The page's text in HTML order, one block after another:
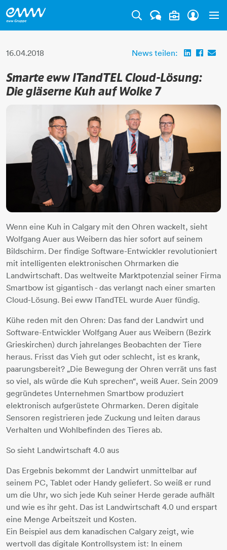
16.04.2018 News teilen:
Smarte eww ITandTEL Cloud-Lösung:
Die gläserne Kuh auf Wolke 7
Wenn eine Kuh in Calgary mit den Ohren wackelt, sieht
Wolfgang Auer aus Weibern das hier sofort auf seinem
Bildschirm. Der findige Software-Entwickler revolutioniert
mit intelligenten elektronischen Ohrmarken die
Landwirtschaft. Das weltweite Marktpotenzial seiner Firma
Smartbow ist gigantisch - das verlangt nach einer smarten
Cloud-Lösung. Bei eww ITandTEL wurde Auer fündig.
Kühe reden mit den Ohren: Das fand der Landwirt und
Software-Entwickler Wolfgang Auer aus Weibern (Bezirk
Grieskirchen) durch jahrelanges Beobachten der Tiere
heraus. Frisst das Vieh gut oder schlecht, ist es krank,
paarungsbereit? „Die Bewegung der Ohren verrät uns fast
so viel, als würde die Kuh sprechen“, weiß Auer. Sein 2009
gegründetes Unternehmen Smartbow produziert
elektronisch aufgerüstete Ohrmarken. Deren digitale
Sensoren registrieren jede Zuckung und leiten daraus
Verhalten und Wohlbefinden des Tieres ab.
So sieht Landwirtschaft 4.0 aus
Das Ergebnis bekommt der Landwirt unmittelbar auf
seinem PC, Tablet oder Handy geliefert. So weiß er rund
um die Uhr, wo sich jede Kuh seiner Herde gerade aufhält
und wie es ihr geht. Das ist Landwirtschaft 4.0 und erspart
eine Menge Arbeitszeit und Kosten.
Ein Beispiel aus dem kanadischen Calgary zeigt, wie
wertvoll das digitale Kontrollsystem ist: In einem